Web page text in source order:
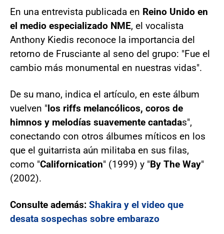
En una entrevista publicada en Reino Unido en
el medio especializado NME, el vocalista
Anthony Kiedis reconoce la importancia del
retorno de Frusciante al seno del grupo: "Fue el
cambio más monumental en nuestras vidas".
De su mano, indica el artículo, en este álbum
vuelven "los riffs melancólicos, coros de
himnos y melodías suavemente cantadas",
conectando con otros álbumes míticos en los
que el guitarrista aún militaba en sus filas,
como "Californication" (1999) y "By The Way"
(2002).
Consulte además: Shakira y el video que
desata sospechas sobre embarazo